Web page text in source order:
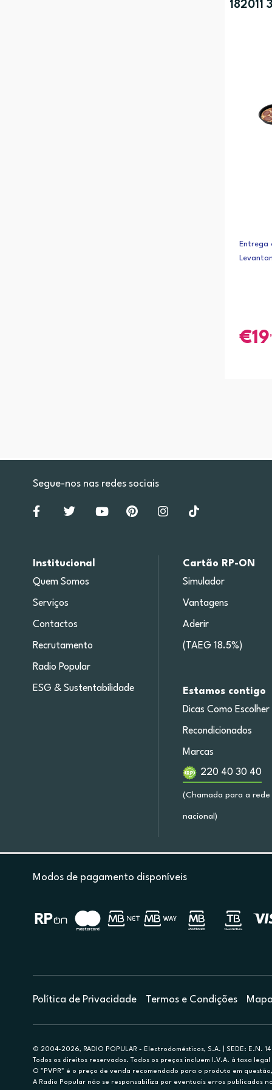
182011
Entrega
19
Segue-nos nas redes sociais
Institucional
Quem Somos
Serviços
Contactos
Recrutamento
Radio Popular
ESG & Sustentabilidade
Cartão RP-ON
Simulador
Vantagens
Aderir
(TAEG 18.5%)
Estamos contigo
Dicas Como Escolher
Recondicionados
Marcas
220 40 30 40
(Chamada para a
nacional)
Modos de pagamento disponíveis
Política de Privacidade Termos e Condições
© 2004-2026, RADIO POPULAR - Electrodomésticos, S.A. | SEDE: E.N.
Todos os direitos reservados. Todos os preços incluem I.V.A. à taxa
O "PVPR" é o preço de venda recomendado para o produto em
A Radio Popular não se responsabiliza por eventuais erros publicados